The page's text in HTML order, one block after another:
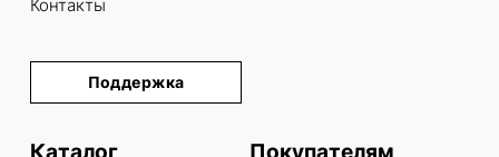
Контакты
Поддержка